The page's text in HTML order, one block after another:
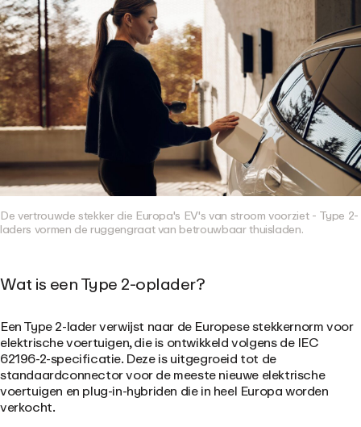
De vertrouwde stekker die Europa's EV's van stroom voorziet - Type 2-
laders vormen de ruggengraat van betrouwbaar thuisladen.
Wat is een Type 2-oplader?
Een Type 2-lader verwijst naar de Europese stekkernorm voor
elektrische voertuigen, die is ontwikkeld volgens de IEC
62196-2-specificatie. Deze is uitgegroeid tot de
standaardconnector voor de meeste nieuwe elektrische
voertuigen en plug-in-hybriden die in heel Europa worden
verkocht.